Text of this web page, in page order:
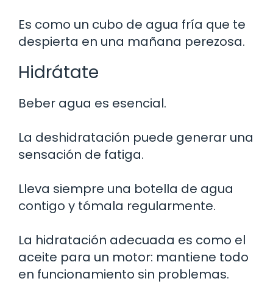
Es como un cubo de agua fría que te
despierta en una mañana perezosa.
Hidrátate
Beber agua es esencial.
La deshidratación puede generar una
sensación de fatiga.
Lleva siempre una botella de agua
contigo y tómala regularmente.
La hidratación adecuada es como el
aceite para un motor: mantiene todo
en funcionamiento sin problemas.